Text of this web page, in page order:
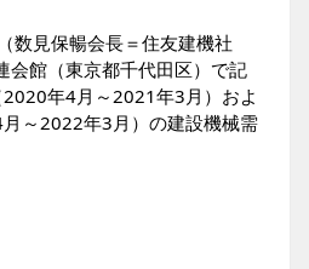
数見保暢会長＝住友建機社
会館（東京都千代田区）で記
年4月～2021年3月）およ
～2022年3月）の建設機械需